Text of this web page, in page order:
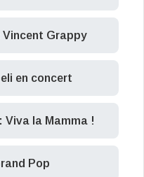
Vincent Grappy
en concert
Viva la Mamma !
Pop